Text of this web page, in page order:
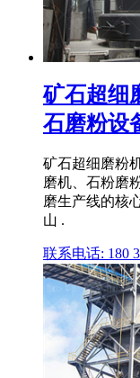
矿石超细
石磨粉设
矿石超细磨粉
磨机、石粉磨
磨生产线的核
山 .
联系电话: 180